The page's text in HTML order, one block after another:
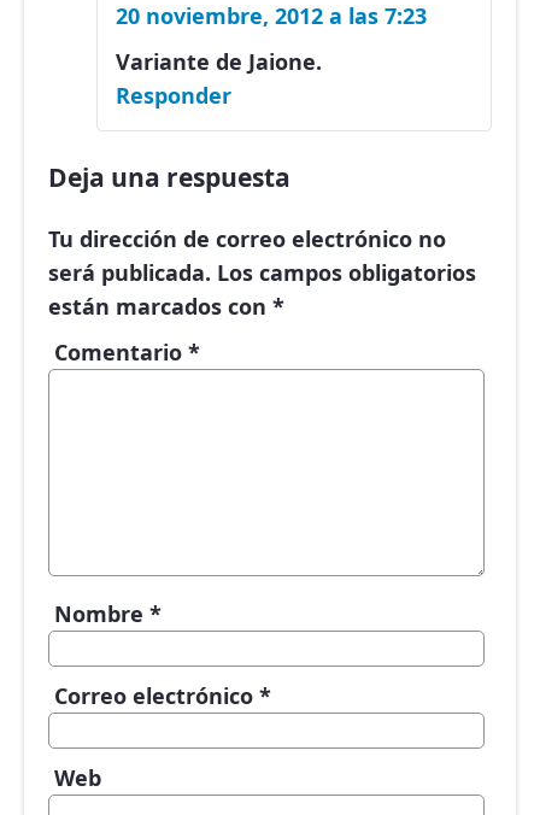
20 noviembre, 2012 a las 7:23
Variante de Jaione.
Responder
Deja una respuesta
Tu dirección de correo electrónico no
será publicada. Los campos obligatorios
están marcados con *
Comentario *
Nombre *
Correo electrónico *
Web